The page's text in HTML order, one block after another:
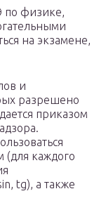
по физике,
на экзамене,
и
разрешено
приказом
(для каждого
tg), а также